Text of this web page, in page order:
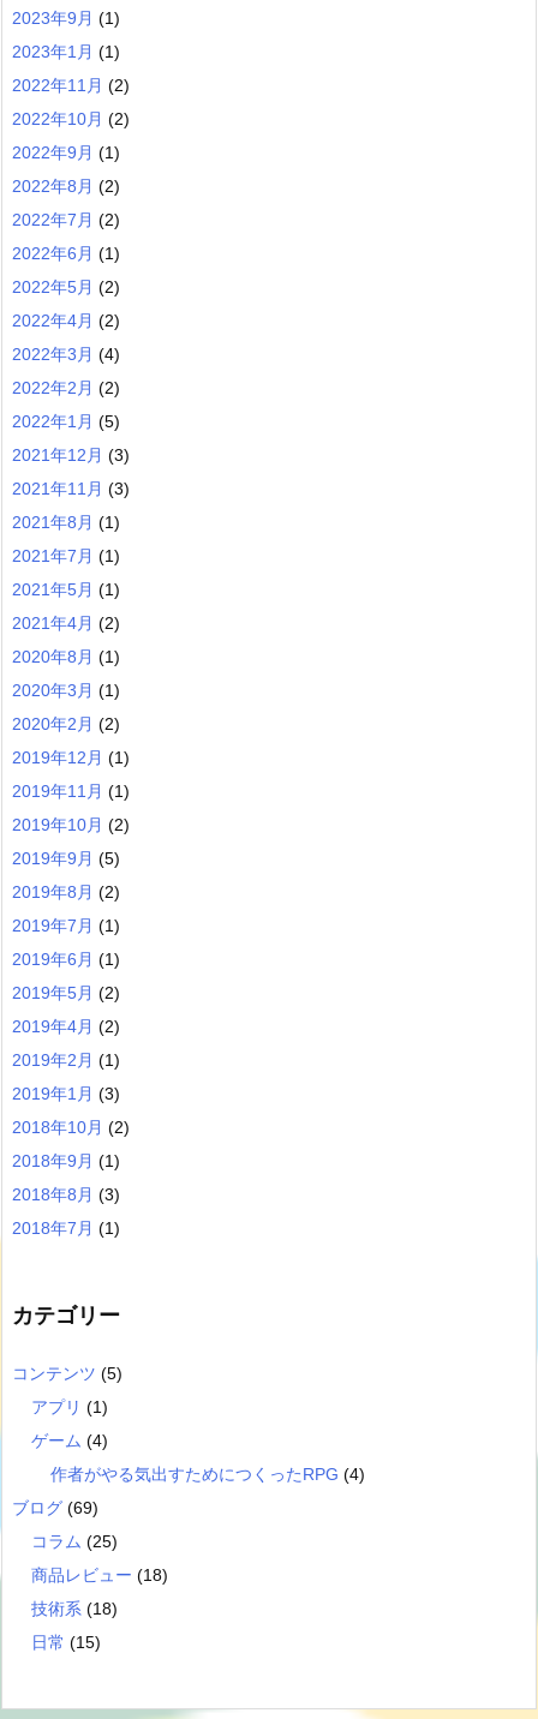
2023年9月 (1)
2023年1月 (1)
2022年11月 (2)
2022年10月 (2)
2022年9月 (1)
2022年8月 (2)
2022年7月 (2)
2022年6月 (1)
2022年5月 (2)
2022年4月 (2)
2022年3月 (4)
2022年2月 (2)
2022年1月 (5)
2021年12月 (3)
2021年11月 (3)
2021年8月 (1)
2021年7月 (1)
2021年5月 (1)
2021年4月 (2)
2020年8月 (1)
2020年3月 (1)
2020年2月 (2)
2019年12月 (1)
2019年11月 (1)
2019年10月 (2)
2019年9月 (5)
2019年8月 (2)
2019年7月 (1)
2019年6月 (1)
2019年5月 (2)
2019年4月 (2)
2019年2月 (1)
2019年1月 (3)
2018年10月 (2)
2018年9月 (1)
2018年8月 (3)
2018年7月 (1)
カテゴリー
コンテンツ (5)
アプリ (1)
ゲーム (4)
作者がやる気出すためにつくったRPG (4)
ブログ (69)
コラム (25)
商品レビュー (18)
技術系 (18)
日常 (15)